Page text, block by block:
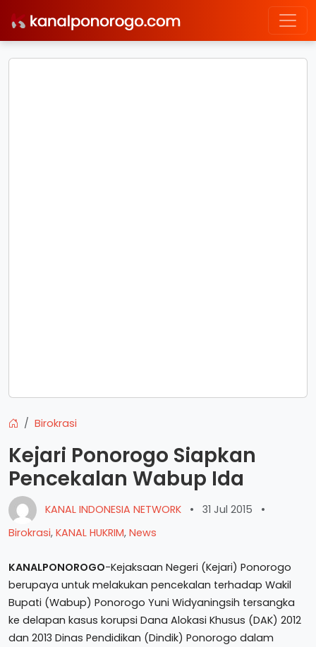
Birokrasi
Kejari Ponorogo Siapkan
Pencekalan Wabup Ida
KANAL INDONESIA NETWORK • 31 Jul 2015
•
Birokrasi, KANAL HUKRIM, News
KANALPONOROGO-Kejaksaan Negeri (Kejari) Ponorogo
berupaya untuk melakukan pencekalan terhadap Wakil
Bupati (Wabup) Ponorogo Yuni Widyaningsih tersangka
ke delapan kasus korupsi Dana Alokasi Khusus (DAK) 2012
dan 2013 Dinas Pendidikan (Dindik) Ponorogo dalam